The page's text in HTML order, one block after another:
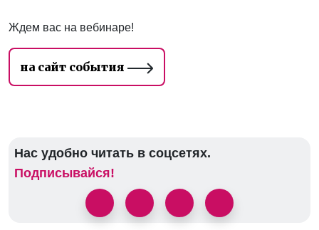
Ждем вас на вебинаре!
на сайт события
Нас удобно читать в соцсетях.
Подписывайся!